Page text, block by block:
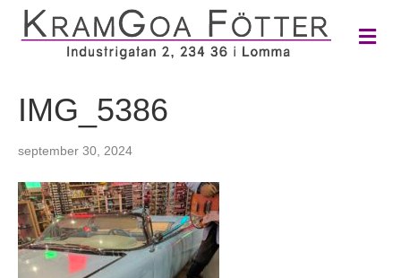
M
e
IMG_5386
september 30, 2024